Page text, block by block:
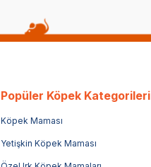
Popüler Köpek Kategorileri
Köpek Maması
Yetişkin Köpek Maması